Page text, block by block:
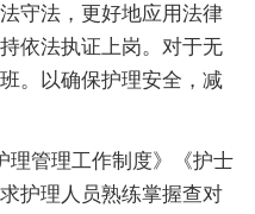
守法，更好地应用法律
依法执证上岗。对于无
。以确保护理安全，减
管理工作制度》《护士
护理人员熟练掌握查对